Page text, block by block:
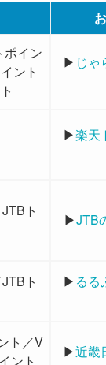
ポイン
ント
▶ じゃ
▶楽天
ト
▶JTB
ト
▶ るる
ト／V
ント
▶近畿